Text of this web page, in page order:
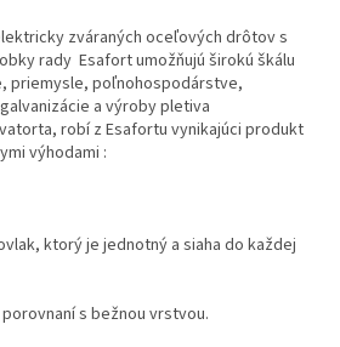
zváraných oceľových drôtov s
rady Esafort umožňujú širokú škálu
priemysle, poľnohospodárstve,
a výroby pletiva
robí z Esafortu vynikajúci produkt
výhodami :
ktorý je jednotný a siaha do každej
s bežnou vrstvou.